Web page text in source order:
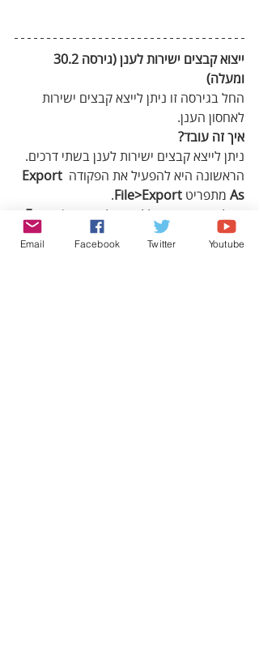
ומעלה)
החל בגירסה זו ניתן לייצא קבצים ישירות
לאחסון הענן.
איך זה עובד?
ניתן לייצא קבצים ישירות לענן בשתי דרכים.
הראשונה היא להפעיל את הפקודה Export
As מתפריט File>Export
.
בחלון שנפתח יש ללחוץ על כפתור
Export
to Adobe cloud storage (A)
שנפתח יש לבחור במיקום שמירת הקובץ  -
Email Facebook Twitter Youtube